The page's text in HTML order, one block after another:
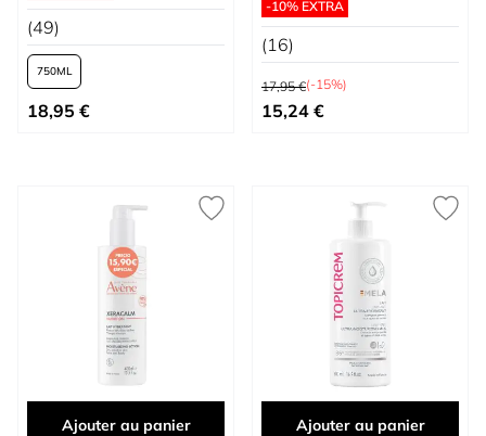
(49)
750
À partir de
18,95 €
-10% EXTRA
(16)
Prix normal
17,95 €(-15%)
Prix spécial
15,24 €
Ajouter au panier Ajouter au panier